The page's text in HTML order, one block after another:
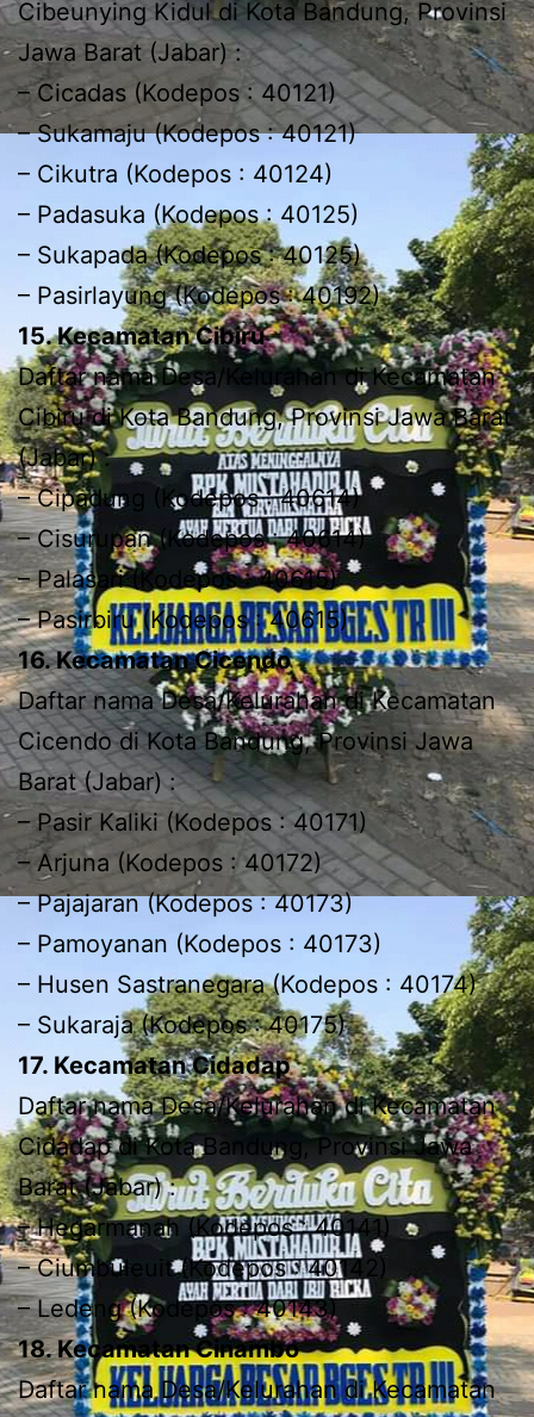
Cibeunying Kidul di Kota Bandung, Provinsi
Jawa Barat (Jabar) :
– Cicadas (Kodepos : 40121)
– Sukamaju (Kodepos : 40121)
– Cikutra (Kodepos : 40124)
– Padasuka (Kodepos : 40125)
– Sukapada (Kodepos : 40125)
– Pasirlayung (Kodepos : 40192)
15. Kecamatan Cibiru
Daftar nama Desa/Kelurahan di Kecamatan
Cibiru di Kota Bandung, Provinsi Jawa Barat
(Jabar) :
– Cipadung (Kodepos : 40614)
– Cisurupan (Kodepos : 40614)
– Palasari (Kodepos : 40615)
– Pasirbiru (Kodepos : 40615)
16. Kecamatan Cicendo
Daftar nama Desa/Kelurahan di Kecamatan
Cicendo di Kota Bandung, Provinsi Jawa
Barat (Jabar) :
– Pasir Kaliki (Kodepos : 40171)
– Arjuna (Kodepos : 40172)
– Pajajaran (Kodepos : 40173)
– Pamoyanan (Kodepos : 40173)
– Husen Sastranegara (Kodepos : 40174)
– Sukaraja (Kodepos : 40175)
17. Kecamatan Cidadap
Daftar nama Desa/Kelurahan di Kecamatan
Cidadap di Kota Bandung, Provinsi Jawa
Barat (Jabar) :
– Hegarmanah (Kodepos : 40141)
– Ciumbuleuit (Kodepos : 40142)
– Ledeng (Kodepos : 40143)
18. Kecamatan Cinambo
Daftar nama Desa/Kelurahan di Kecamatan